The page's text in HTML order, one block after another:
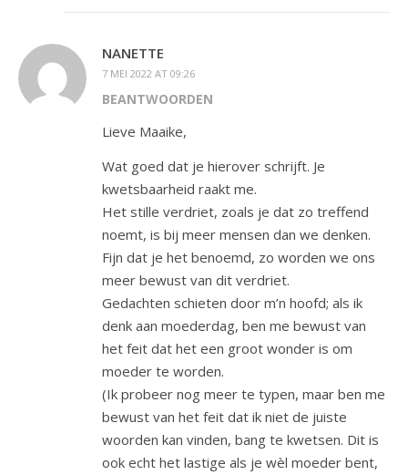
NANETTE
7 MEI 2022 AT 09:26
BEANTWOORDEN
Lieve Maaike,
Wat goed dat je hierover schrijft. Je
kwetsbaarheid raakt me.
Het stille verdriet, zoals je dat zo treffend
noemt, is bij meer mensen dan we denken.
Fijn dat je het benoemd, zo worden we ons
meer bewust van dit verdriet.
Gedachten schieten door m’n hoofd; als ik
denk aan moederdag, ben me bewust van
het feit dat het een groot wonder is om
moeder te worden.
(Ik probeer nog meer te typen, maar ben me
bewust van het feit dat ik niet de juiste
woorden kan vinden, bang te kwetsen. Dit is
ook echt het lastige als je wèl moeder bent,